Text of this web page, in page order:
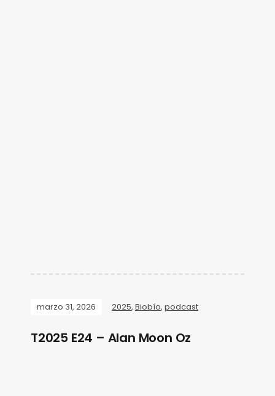
marzo 31, 2026 2025, Biobío, podcast
T2025 E24 – Alan Moon Oz